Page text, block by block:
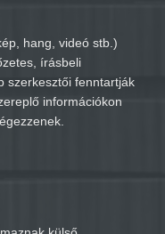
hang, videó stb.)
írásbeli
szerkesztői fenntartják
információkon